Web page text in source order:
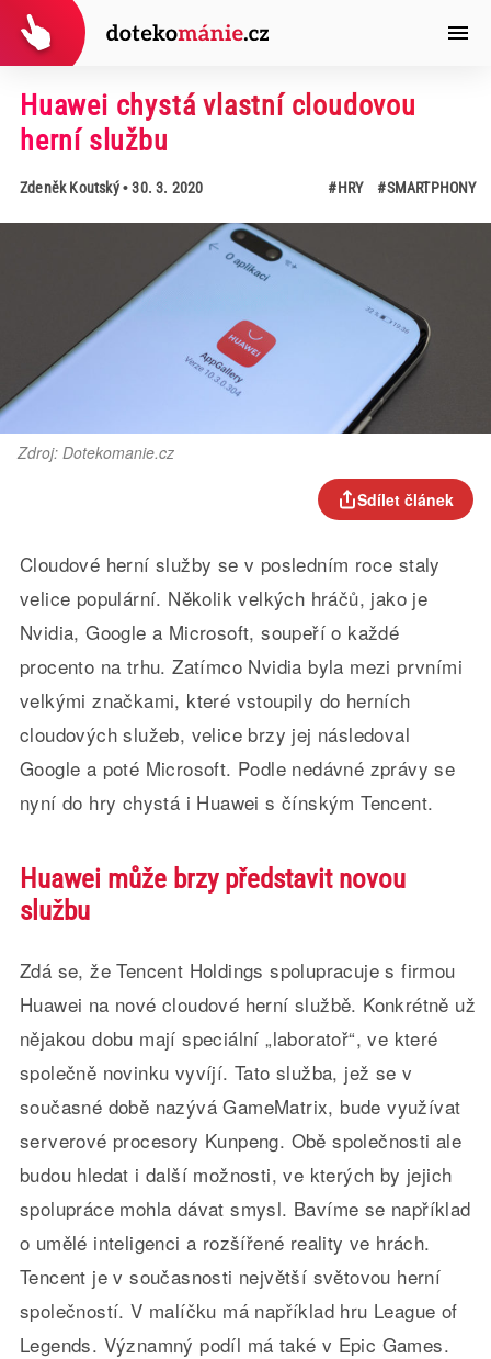
Huawei chystá vlastní cloudovou
herní službu
Zdeněk Koutský• 30. 3. 2020 #HRY #SMARTPHONY
Zdroj: Dotekomanie.cz
Sdílet článek
Cloudové herní služby se v posledním roce staly
velice populární. Několik velkých hráčů, jako je
Nvidia, Google a Microsoft, soupeří o každé
procento na trhu. Zatímco Nvidia byla mezi prvními
velkými značkami, které vstoupily do herních
cloudových služeb, velice brzy jej následoval
Google a poté Microsoft. Podle nedávné zprávy se
nyní do hry chystá i Huawei s čínským Tencent.
Huawei může brzy představit novou
službu
Zdá se, že Tencent Holdings spolupracuje s firmou
Huawei na nové cloudové herní službě. Konkrétně už
nějakou dobu mají speciální „laboratoř“, ve které
společně novinku vyvíjí. Tato služba, jež se v
současné době nazývá GameMatrix, bude využívat
serverové procesory Kunpeng. Obě společnosti ale
budou hledat i další možnosti, ve kterých by jejich
spolupráce mohla dávat smysl. Bavíme se například
o umělé inteligenci a rozšířené reality ve hrách.
Tencent je v současnosti největší světovou herní
společností. V malíčku má například hru League of
Legends. Významný podíl má také v Epic Games.